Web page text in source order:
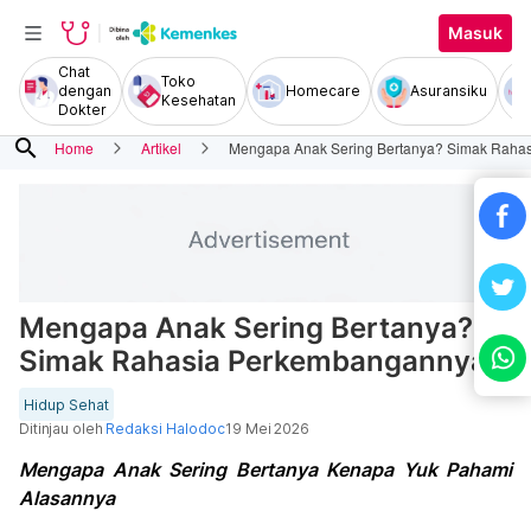
Masuk
Chat
dengan
Dokter
Toko
Kesehatan
Homecare Asuransiku
search Home Artikel Mengapa Anak Sering Bertanya? Simak
Mengapa Anak Sering Bertanya?
Simak Rahasia Perkembangannya
Hidup Sehat
Ditinjau oleh Redaksi Halodoc19 Mei 2026
Mengapa Anak Sering Bertanya Kenapa Yuk Pahami
Alasannya